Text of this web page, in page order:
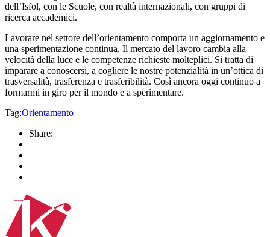
dell’Isfol, con le Scuole, con realtà internazionali, con gruppi di
ricerca accademici.
Lavorare nel settore dell’orientamento comporta un aggiornamento e
una sperimentazione continua. Il mercato del lavoro cambia alla
velocità della luce e le competenze richieste molteplici. Si tratta di
imparare a conoscersi, a cogliere le nostre potenzialità in un’ottica di
trasversalità, trasferenza e trasferibilità. Così ancora oggi continuo a
formarmi in giro per il mondo e a sperimentare.
Tag:Orientamento
Share: